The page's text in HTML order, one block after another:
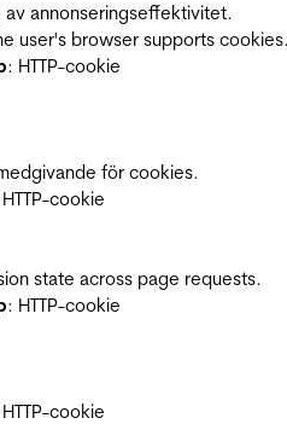
annonseringseffektivitet.
user's browser supports
: HTTP-cookie
för cookies.
cookie
state across page requests.
: HTTP-cookie
cookie